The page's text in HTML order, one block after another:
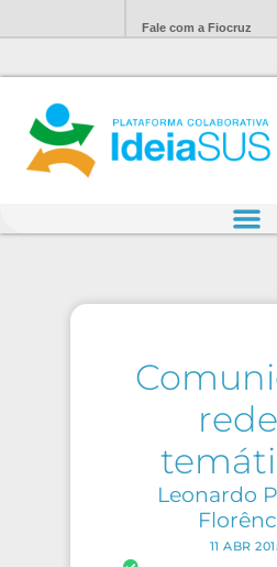
Fale com a Fiocruz
Leonardo
11 ABR